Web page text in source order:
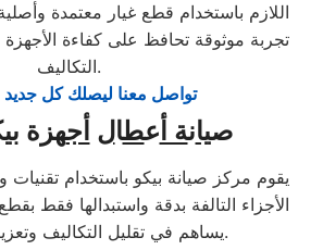
اللازم باستخدام قطع غيار معتمدة
تجربة موثوقة تحافظ على كفاءة الأجهزة
التكاليف.
تواصل معنا ليصلك كل جديد
صيانة أ عطال أجهزة
يقوم مركز صيانة بيكو باستخدام تقنيات
الأجزاء التالفة بدقة واستبدالها فقط
يساهم في تقليل التكاليف وتعزيز ثقة العملاء.